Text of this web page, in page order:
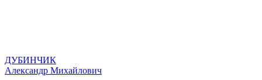
ДУБИНЧИК
Александр Михайлович